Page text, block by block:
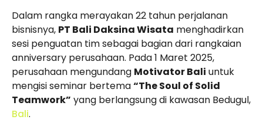
Dalam rangka merayakan 22 tahun perjalanan
bisnisnya, PT Bali Daksina Wisata menghadirkan
sesi penguatan tim sebagai bagian dari rangkaian
anniversary perusahaan. Pada 1 Maret 2025,
perusahaan mengundang Motivator Bali untuk
mengisi seminar bertema“The Soul of Solid
Teamwork” yang berlangsung di kawasan Bedugul,
Bali.